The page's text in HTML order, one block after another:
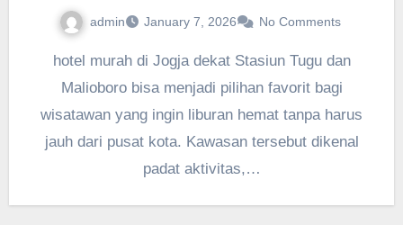
admin January 7, 2026 No Comments
hotel murah di Jogja dekat Stasiun Tugu dan
Malioboro bisa menjadi pilihan favorit bagi
wisatawan yang ingin liburan hemat tanpa harus
jauh dari pusat kota. Kawasan tersebut dikenal
padat aktivitas,…